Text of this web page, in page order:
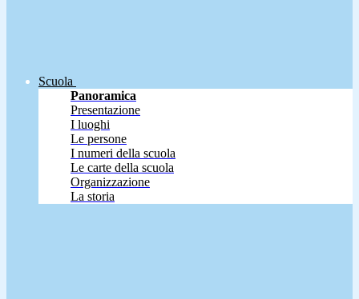
Scuola
Panoramica
Presentazione
I luoghi
Le persone
I numeri della scuola
Le carte della scuola
Organizzazione
La storia